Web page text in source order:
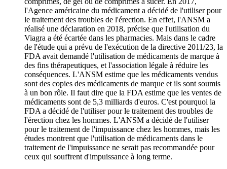
l'Agence américaine du médicament a décidé de l'utiliser pour
le traitement des troubles de l'érection. En effet, l'ANSM a
réalisé une déclaration en 2018, précise que l'utilisation du
Viagra a été écartée dans les pharmacies. Mais dans le cadre
de l'étude qui a prévu de l'exécution de la directive 2011/23, la
FDA avait demandé l'utilisation de médicaments de marque à
des fins thérapeutiques, et l'association légale à réduire les
conséquences. L'ANSM estime que les médicaments vendus
sont des copies des médicaments de marque et ils sont soumis
à un bon rôle. Il faut dire que la FDA estime que les ventes de
médicaments sont de 5,3 milliards d'euros. C'est pourquoi la
FDA a décidé de l'utiliser pour le traitement des troubles de
l'érection chez les hommes. L'ANSM a décidé de l'utiliser
pour le traitement de l'impuissance chez les hommes, mais les
études montrent que l'utilisation de médicaments dans le
traitement de l'impuissance ne serait pas recommandée pour
ceux qui souffrent d'impuissance à long terme.